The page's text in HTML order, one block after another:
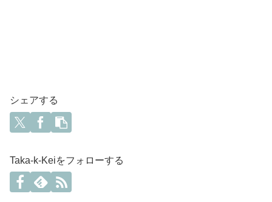
シェアする
Taka-k-Keiをフォローする